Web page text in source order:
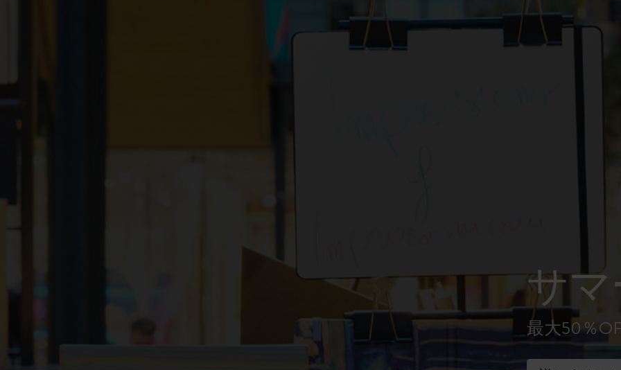
ン
ピーナッツ限定コレクション
Mardi Mercredi × モレスキン
ハリー・ポッターの呪文コレクションサ
最大50％